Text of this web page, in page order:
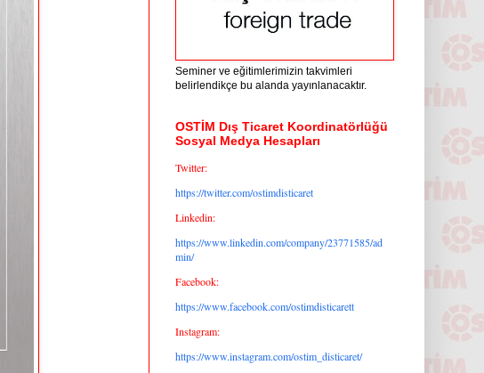
Seminer ve eğitimlerimizin takvimleri
belirlendikçe bu alanda yayınlanacaktır.
OSTİM Dış Ticaret Koordinatörlüğü
Sosyal Medya Hesapları
Twitter:
https://twitter.com/ostimdisticaret
Linkedin:
https://www.linkedin.com/company/23771585/ad
min/
Facebook:
https://www.facebook.com/ostimdisticarett
Instagram:
https://www.instagram.com/ostim_disticaret/